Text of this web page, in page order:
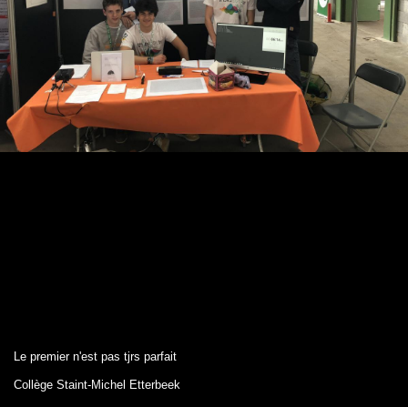
Le premier n'est pas tjrs parfait
Collège Staint-Michel Etterbeek